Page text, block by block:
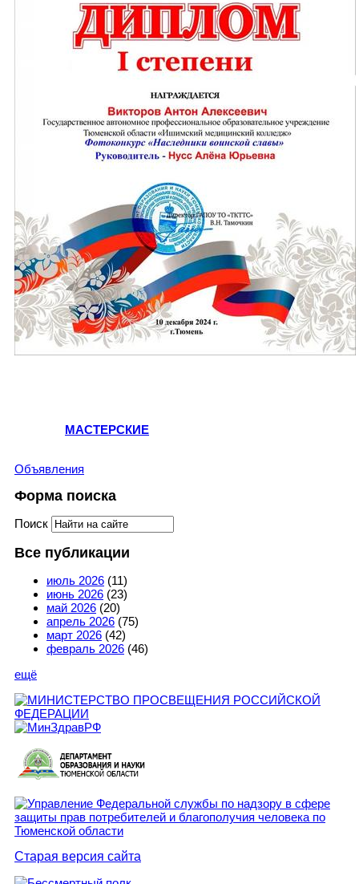
МАСТЕРСКИЕ
Объявления
Форма поиска
Поиск
Все публикации
июль 2026 (11)
июнь 2026 (23)
май 2026 (20)
апрель 2026 (75)
март 2026 (42)
февраль 2026 (46)
ещё
Старая версия сайта